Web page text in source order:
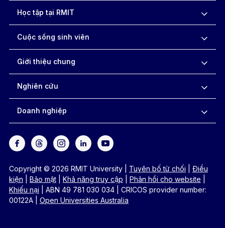
Học tập tại RMIT
Cuộc sống sinh viên
Giới thiệu chung
Nghiên cứu
Doanh nghiệp
Copyright © 2026 RMIT University Tuyên bố từ chối
Điều
kiện
Bảo mật| Khả năng truy cập Phản hồi cho website
Khiếu nại
ABN 49 781 030 034
CRICOS provider number:
00122A
Open Universities Australia